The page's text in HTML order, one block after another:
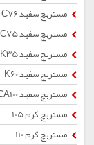
مستربچ سفید C76
مستربچ سفید C75
مستربچ سفید K35
مستربچ سفید K60
مستربچ سفید CA100
مستربچ کرم 105
مستربچ کرم 110